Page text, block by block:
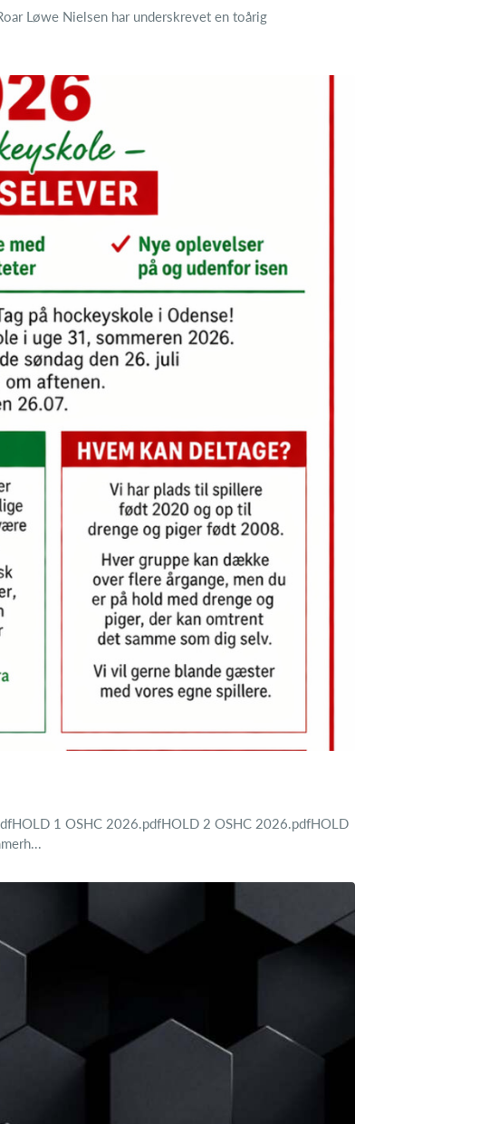
Løwe Nielsen har underskrevet en toårig
1 OSHC 2026.pdfHOLD 2 OSHC 2026.pdfHOLD